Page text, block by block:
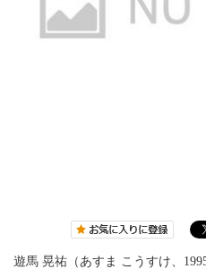
遊馬 晃祐（あすま こうすけ、